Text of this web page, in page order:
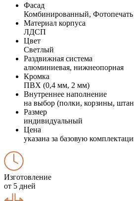
Фасад
Комбинированный, Фотопечать
Материал корпуса
ЛДСП
Цвет
Светлый
Раздвижная система
алюминиевая, нижнеопорная
Кромка
ПВХ (0,4 мм, 2 мм)
Внутреннее наполнение
на выбор (полки, корзины,
Размер
индивидуальный
Цена
указана за базовую
Изготовление
от 5 дней